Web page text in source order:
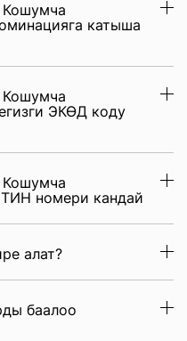
катыша
ЭКӨД коду
номери кандай
алат?
баалоо